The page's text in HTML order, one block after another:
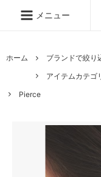
メニュー
ホーム ブランドで絞り
アイテムカテゴ
Pierce